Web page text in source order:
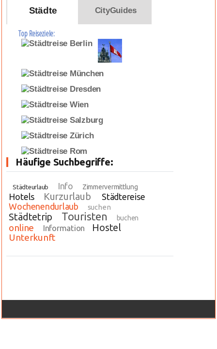
Städte CityGuides
Top Reiseziele:
Häufige Suchbegriffe:
Städteurlaub Info Zimmervermittlung
Hotels Kurzurlaub
Städtereise
Wochenendurlaub
suchen
Städtetrip Touristen buchen
online Information Hostel
Unterkunft